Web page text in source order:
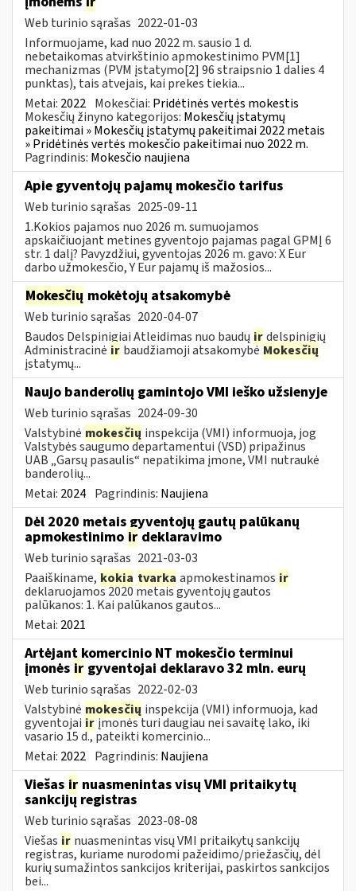
Web turinio sąrašas 2022-01-03
Informuojame, kad nuo 2022 m. sausio 1 d.
nebetaikomas atvirkštinio apmokestinimo PVM[1]
mechanizmas (PVM įstatymo[2] 96 straipsnio 1 dalies 4
punktas), tais atvejais, kai prekes tiekia...
Metai: 2022 Mokesčiai: Pridėtinės vertės mokestis
Mokesčių žinyno kategorijos: Mokesčių įstatymų
pakeitimai » Mokesčių įstatymų pakeitimai 2022 metais
» Pridėtinės vertės mokesčio pakeitimai nuo 2022 m.
Pagrindinis: Mokesčio naujiena
Apie gyventojų pajamų mokesčio tarifus
Web turinio sąrašas 2025-09-11
1.Kokios pajamos nuo 2026 m. sumuojamos
apskaičiuojant metines gyventojo pajamas pagal GPMĮ 6
str. 1 dalį? Pavyzdžiui, gyventojas 2026 m. gavo: X Eur
darbo užmokesčio, Y Eur pajamų iš mažosios...
Mokesčių mokėtojų atsakomybė
Web turinio sąrašas 2020-04-07
Baudos Delspinigiai Atleidimas nuo baudų irdelspinigių
Administracinė ir baudžiamoji atsakomybėMokesčių
įstatymų...
Naujo banderolių gamintojo VMI ieško užsienyje
Web turinio sąrašas 2024-09-30
Valstybinė mokesčių inspekcija (VMI) informuoja, jog
Valstybės saugumo departamentui (VSD) pripažinus
UAB „Garsų pasaulis“ nepatikima įmone, VMI nutraukė
banderolių...
Metai: 2024 Pagrindinis: Naujiena
Dėl 2020 metais gyventojų gautų palūkanų
apmokestinimo ir deklaravimo
Web turinio sąrašas 2021-03-03
Paaiškiname, kokia tvarka apmokestinamos ir
deklaruojamos 2020 metais gyventojų gautos
palūkanos: 1. Kai palūkanos gautos...
Metai: 2021
Artėjant komercinio NT mokesčio terminui
įmonės ir gyventojai deklaravo 32 mln. eurų
Web turinio sąrašas 2022-02-03
Valstybinė mokesčių inspekcija (VMI) informuoja, kad
gyventojai irįmonės turi daugiau nei savaitę lako, iki
vasario 15 d., pateikti komercinio...
Metai: 2022 Pagrindinis: Naujiena
Viešas ir nuasmenintas visų VMI pritaikytų
sankcijų registras
Web turinio sąrašas 2023-08-08
Viešas ir nuasmenintas visų VMI pritaikytų sankcijų
registras, kuriame nurodomi pažeidimo/priežasčių, dėl
kurių sumažintos sankcijos kriterijai, paskirtos sankcijos
bei...